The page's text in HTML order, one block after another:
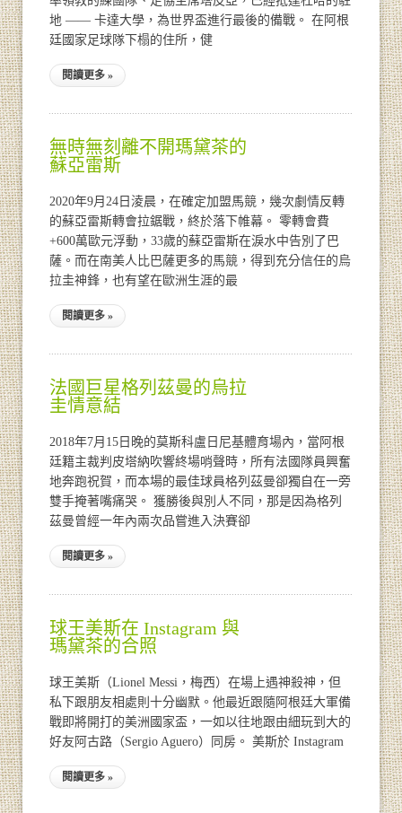
地 —— 卡達大學，為世界盃進行最後的備戰。 在阿根
廷國家足球隊下榻的住所，健
閱讀更多 »
無時無刻離不開瑪黛茶的
蘇亞雷斯
2020年9月24日淩晨，在確定加盟馬競，幾次劇情反轉
的蘇亞雷斯轉會拉鋸戰，終於落下帷幕。 零轉會費
+600萬歐元浮動，33歲的蘇亞雷斯在淚水中告別了巴
薩。而在南美人比巴薩更多的馬競，得到充分信任的烏
拉圭神鋒，也有望在歐洲生涯的最
閱讀更多 »
法國巨星格列茲曼的烏拉
圭情意結
2018年7月15日晚的莫斯科盧日尼基體育場內，當阿根
廷籍主裁判皮塔納吹響終場哨聲時，所有法國隊員興奮
地奔跑祝賀，而本場的最佳球員格列茲曼卻獨自在一旁
雙手掩著嘴痛哭。 獲勝後與別人不同，那是因為格列
茲曼曾經一年內兩次品嘗進入決賽卻
閱讀更多 »
球王美斯在 Instagram 與
瑪黛茶的合照
球王美斯（Lionel Messi，梅西）在場上遇神殺神，但
私下跟朋友相處則十分幽默。他最近跟隨阿根廷大軍備
戰即將開打的美洲國家盃，一如以往地跟由細玩到大的
好友阿古路（Sergio Aguero）同房。 美斯於 Instagram
閱讀更多 »